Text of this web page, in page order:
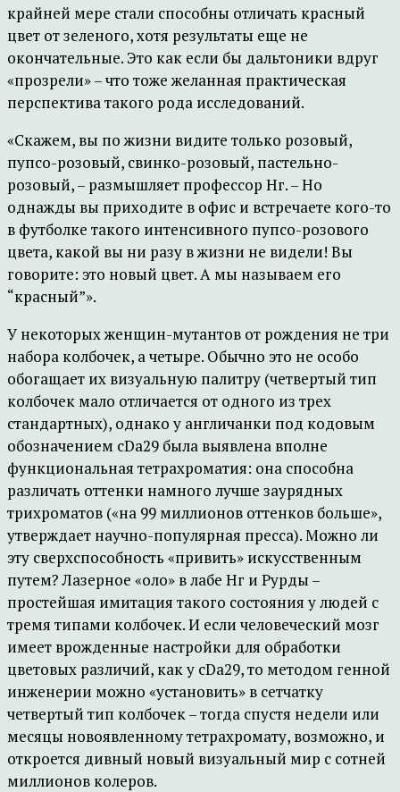
крайней мере стали способны отличать красный
цвет от зеленого, хотя результаты еще не
окончательные. Это как если бы дальтоники вдруг
«прозрели» – что тоже желанная практическая
перспектива такого рода исследований.
«Скажем, вы по жизни видите только розовый,
пупсо-розовый, свинко-розовый, пастельно-
розовый, – размышляет профессор Нг. – Но
однажды вы приходите в офис и встречаете кого-то
в футболке такого интенсивного пупсо-розового
цвета, какой вы ни разу в жизни не видели! Вы
говорите: это новый цвет. А мы называем его
“красный”».
У некоторых женщин-мутантов от рождения не три
набора колбочек, а четыре. Обычно это не особо
обогащает их визуальную палитру (четвертый тип
колбочек мало отличается от одного из трех
стандартных), однако у англичанки под кодовым
обозначением cDa29 была выявлена вполне
функциональная тетрахроматия: она способна
различать оттенки намного лучше заурядных
трихроматов («на 99 миллионов оттенков больше»,
утверждает научно-популярная пресса). Можно ли
эту сверхспособность «привить» искусственным
путем? Лазерное «оло» в лабе Нг и Рурды –
простейшая имитация такого состояния у людей с
тремя типами колбочек. И если человеческий мозг
имеет врожденные настройки для обработки
цветовых различий, как у cDa29, то методом генной
инженерии можно «установить» в сетчатку
четвертый тип колбочек – тогда спустя недели или
месяцы новоявленному тетрахромату, возможно, и
откроется дивный новый визуальный мир с сотней
миллионов колеров.